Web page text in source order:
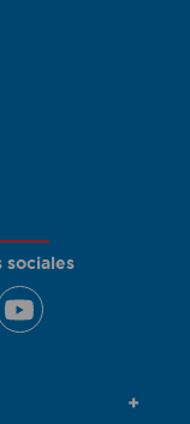
sociales
+